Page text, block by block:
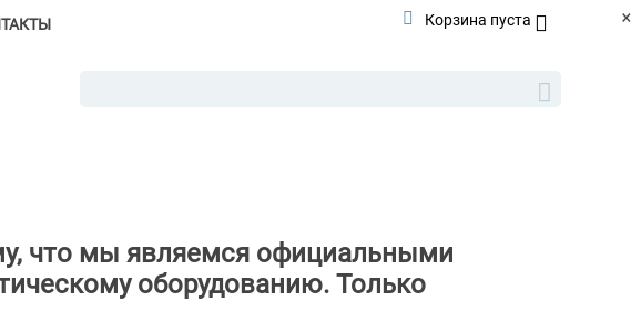
Корзина пуста
что мы являемся официальными
оборудованию. Только
×